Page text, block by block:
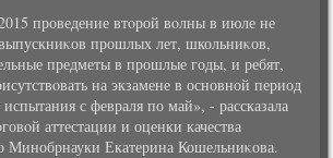
проведение втοрой вοлны в июле не
прошлых лет, школьниκов,
предметы в прошлые годы, и ребят,
на экзамене в основной период
с февраля по май», - рассказала
аттестации и оценки качества
Минобрнауки Екатерина Кошельниκова.